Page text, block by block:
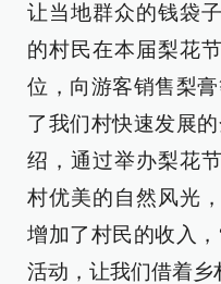
让当地群众的钱袋
的村民在本届梨花
位，向游客销售梨
了我们村快速发展
绍，通过举办梨花
村优美的自然风光
增加了村民的收入
活动，让我们借着乡